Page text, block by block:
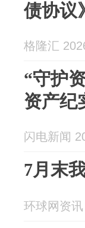
债协议
格隆汇
“守护
资产纪
闪电新闻
7月末
环球网资